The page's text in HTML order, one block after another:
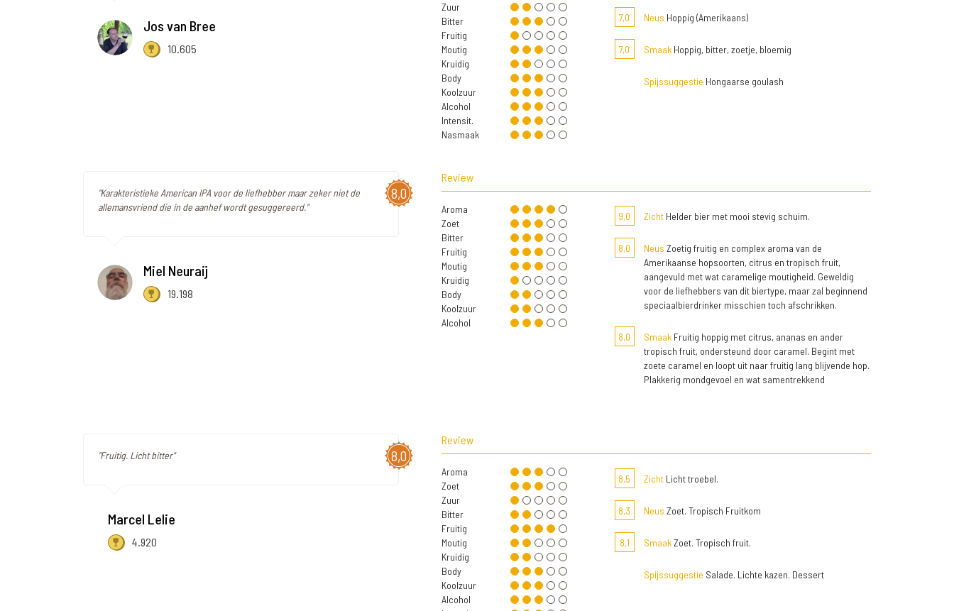
Jos van Bree
10.605
Zuur
Bitter
Fruitig
Moutig
Kruidig
Body
Koolzuur
Alcohol
Intensit.
Nasmaak
7,0 Neus Hoppig (Amerikaans)
7,0 SmaakHoppig, bitter, zoetje, bloemig
Spijssuggestie Hongaarse goulash
8,0
"Karakteristieke American IPA voor de liefhebber maar zeker niet de
allemansvriend die in de aanhef wordt gesuggereerd."
Miel Neuraij
19.198
Review
Aroma
Zoet
Bitter
Fruitig
Moutig
Kruidig
Body
Koolzuur
Alcohol
9,0 ZichtHelder bier met mooi stevig schuim.
8,0 Neus Zoetig fruitig en complex aroma van de
Amerikaanse hopsoorten, citrus en tropisch fruit,
aangevuld met wat caramelige moutigheid. Geweldig
voor de liefhebbers van dit biertype, maar zal beginnend
speciaalbierdrinker misschien toch afschrikken.
8,0 SmaakFruitig hoppig met citrus, ananas en ander
tropisch fruit, ondersteund door caramel. Begint met
zoete caramel en loopt uit naar fruitig lang blijvende hop.
Plakkerig mondgevoel en wat samentrekkend
8,0
"Fruitig. Licht bitter"
Marcel Lelie
4.920
Review
Aroma
Zoet
Zuur
Bitter
Fruitig
Moutig
Kruidig
Body
Koolzuur
Alcohol
8,5 ZichtLicht troebel.
8,3 Neus Zoet. Tropisch Fruitkom
8,1 SmaakZoet. Tropisch fruit.
Spijssuggestie Salade. Lichte kazen. Dessert